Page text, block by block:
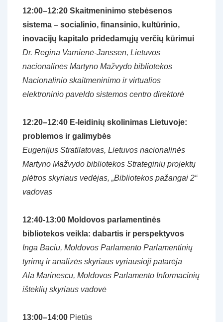
12:00–12:20 Skaitmeninimo stebėsenos
sistema – socialinio, finansinio, kultūrinio,
inovacijų kapitalo pridedamųjų verčių kūrimui
Dr. Regina Varnienė-Janssen, Lietuvos
nacionalinės Martyno Mažvydo bibliotekos
Nacionalinio skaitmeninimo ir virtualios
elektroninio paveldo sistemos centro direktorė
12:20–12:40 E-leidinių skolinimas Lietuvoje:
problemos ir galimybės
Eugenijus Stratilatovas, Lietuvos nacionalinės
Martyno Mažvydo bibliotekos Strateginių projektų
plėtros skyriaus vedėjas, „Bibliotekos pažangai 2“
vadovas
12:40-13:00 Moldovos parlamentinės
bibliotekos veikla: dabartis ir perspektyvos
Inga Baciu, Moldovos Parlamento Parlamentinių
tyrimų ir analizės skyriaus vyriausioji patarėja
Ala Marinescu, Moldovos Parlamento Informacinių
išteklių skyriaus vadovė
13:00–14:00 Pietūs